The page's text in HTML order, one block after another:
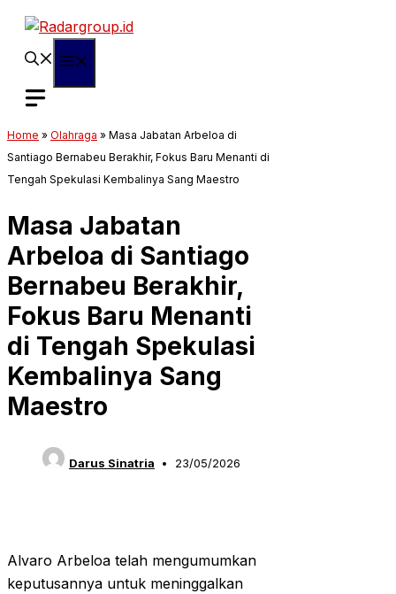
Langsung
Home » Olahraga » Masa Jabatan Arbeloa di
Santiago Bernabeu Berakhir, Fokus Baru Menanti di
Tengah Spekulasi Kembalinya Sang Maestro
Masa Jabatan
Arbeloa di Santiago
Bernabeu Berakhir,
Fokus Baru Menanti
di Tengah Spekulasi
Kembalinya Sang
Maestro
Darus Sinatria 23/05/2026
Alvaro Arbeloa telah mengumumkan
keputusannya untuk meninggalkan